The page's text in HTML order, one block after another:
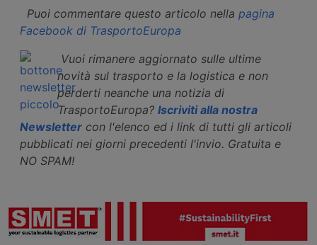
Puoi commentare questo articolo nella pagina
Facebook di TrasportoEuropa
Vuoi rimanere aggiornato sulle ultime
novità sul trasporto e la logistica e non
perderti neanche una notizia di
TrasportoEuropa? Iscriviti alla nostra
Newsletter con l'elenco ed i link di tutti gli articoli
pubblicati nei giorni precedenti l'invio. Gratuita e
NO SPAM!